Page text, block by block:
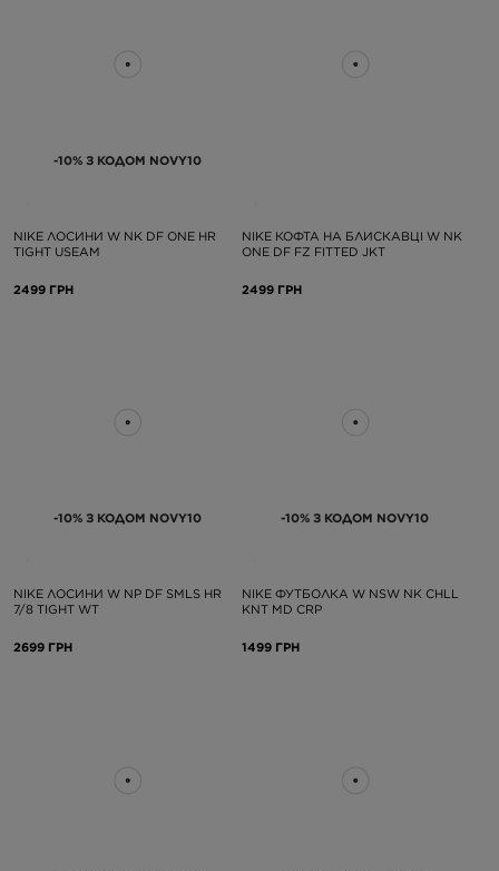
-10% З КОДОМ NOVY10
NIKE ЛОСИНИ W NK DF ONE HR
TIGHT USEAM
2499 ГРН
NIKE КОФТА НА БЛИСКАВЦІ W NK
ONE DF FZ FITTED JKT
2499 ГРН
-10% З КОДОМ NOVY10
NIKE ЛОСИНИ W NP DF SMLS HR
7/8 TIGHT WT
2699 ГРН
-10% З КОДОМ NOVY10
NIKE ФУТБОЛКА W NSW NK CHLL
KNT MD CRP
1499 ГРН